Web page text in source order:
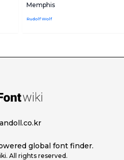
Memphis
Rudolf Wolf
global font finder.
All rights reserved.